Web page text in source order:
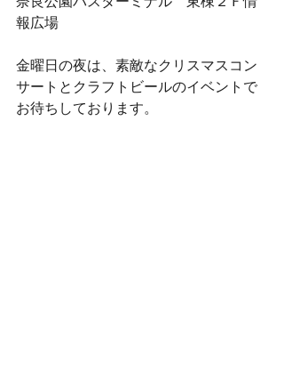
報広場
金曜日の夜は、素敵なクリスマスコン
サートとクラフトビールのイベントで
お待ちしております。